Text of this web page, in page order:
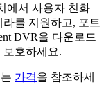
에서 사용자 친화
를 지원하고, 포트
DVR을 다운로드
보호하세요.
가격을 참조하세